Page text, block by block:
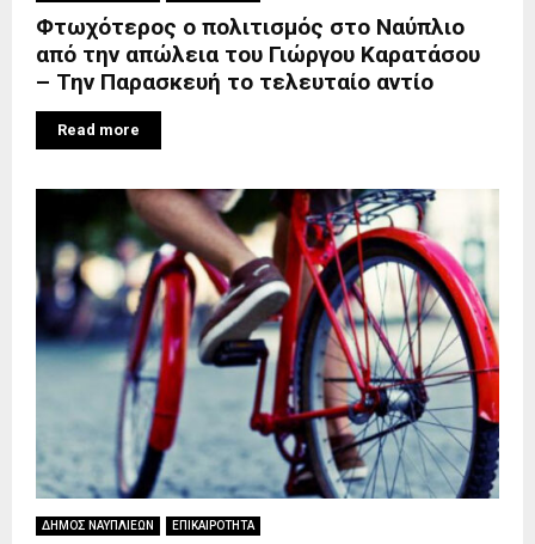
Φτωχότερος ο πολιτισμός στο Ναύπλιο
από την απώλεια του Γιώργου Καρατάσου
– Την Παρασκευή το τελευταίο αντίο
Read more
ΔΗΜΟΣ ΝΑΥΠΛΙΕΩΝ ΕΠΙΚΑΙΡΟΤΗΤΑ